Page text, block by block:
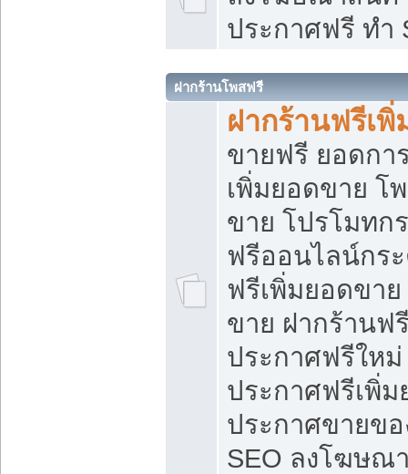
ประกาศฟรี ทำ
ฝากร้านโพสฟรี
ฝากร้านฟรีเ
ขายฟรี ยอดกา
เพิ่มยอดขาย โ
ขาย โปรโมทก
ฟรีออนไลน์กร
ฟรีเพิ่มยอดขา
ขาย ฝากร้านฟ
ประกาศฟรีใหม่
ประกาศฟรีเพิ่
ประกาศขายข
SEO ลงโฆษณ